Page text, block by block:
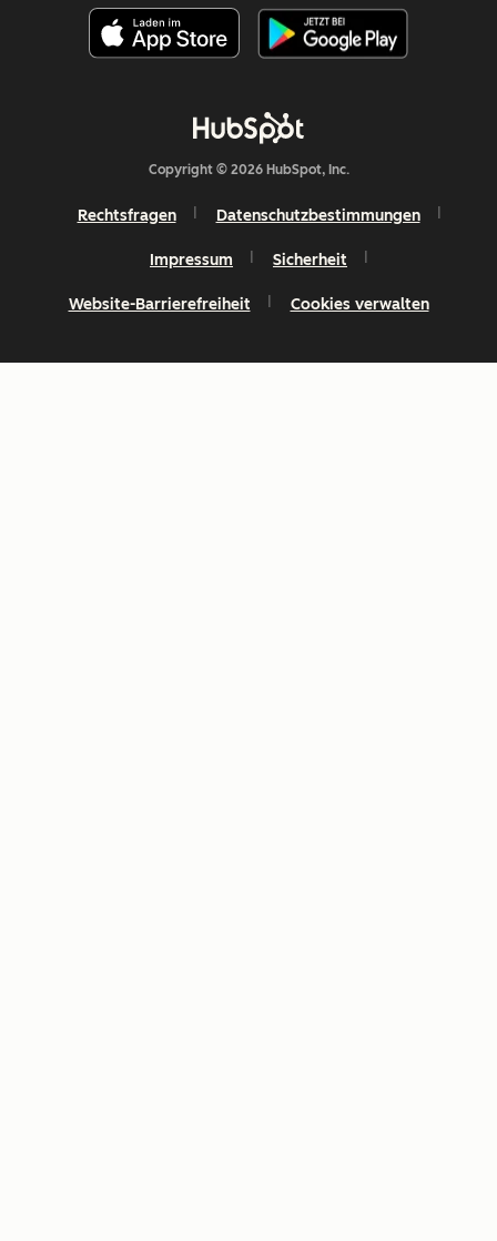
Copyright © 2026 HubSpot, Inc.
Rechtsfragen Datenschutzbestimmungen
Impressum Sicherheit
Website-Barrierefreiheit Cookies verwalten